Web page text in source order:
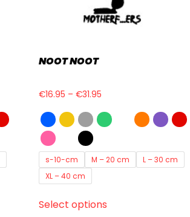
NOOT NOOT
€16.95 – €31.95
s-10-cm M – 20 cm
L – 30 cm
XL – 40 cm
Select options